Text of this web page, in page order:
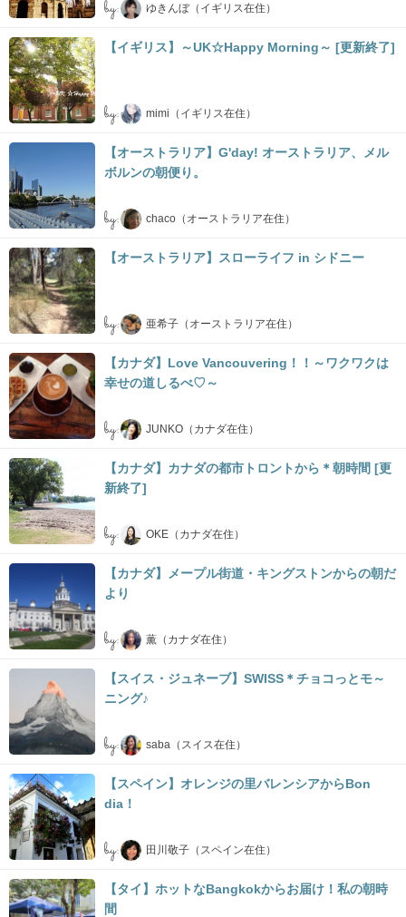
by: ゆきんぼ（イギリス在住）
【イギリス】～UK☆Happy Morning～ [更新終了]
by: mimi（イギリス在住）
【オーストラリア】G'day! オーストラリア、メル
ボルンの朝便り。
by: chaco（オーストラリア在住）
【オーストラリア】スローライフ in シドニー
by: 亜希子（オーストラリア在住）
【カナダ】Love Vancouvering！！～ワクワクは
幸せの道しるべ♡～
by: JUNKO（カナダ在住）
【カナダ】カナダの都市トロントから＊朝時間 [更
新終了]
by: OKE（カナダ在住）
【カナダ】メープル街道・キングストンからの朝だ
より
by: 薫（カナダ在住）
【スイス・ジュネーブ】SWISS＊チョコっとモ～
ニング♪
by: saba（スイス在住）
【スペイン】オレンジの里バレンシアからBon
dia！
by: 田川敬子（スペイン在住）
【タイ】ホットなBangkokからお届け！私の朝時
間